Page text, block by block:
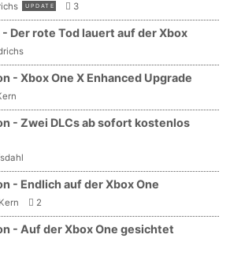
UPDATE 3
Der rote Tod lauert auf der Xbox
- Xbox One X Enhanced Upgrade
- Zwei DLCs ab sofort kostenlos
- Endlich auf der Xbox One
2
- Auf der Xbox One gesichtet